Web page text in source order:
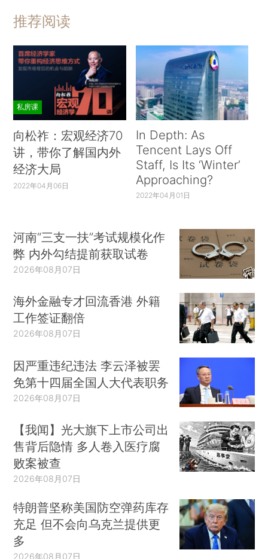
推荐阅读
私房课
向松祚：宏观经济70
讲，带你了解国内外
经济大局
2022年04月06日
In Depth: As
Tencent Lays Off
Staff, Is Its ‘Winter’
Approaching?
2022年04月01日
河南“三支一扶”考试规模化作
弊 内外勾结提前获取试卷
2026年08月07日
海外金融专才回流香港 外籍
工作签证翻倍
2026年08月07日
因严重违纪违法 李云泽被罢
免第十四届全国人大代表职务
2026年08月07日
【我闻】光大旗下上市公司出
售背后隐情 多人卷入医疗腐
败案被查
2026年08月07日
特朗普坚称美国防空弹药库存
充足 但不会向乌克兰提供更
多
2026年08月07日